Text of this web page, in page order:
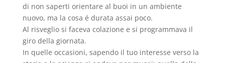
di non saperti orientare al buoi in un ambiente
nuovo, ma la cosa é durata assai poco.
Al risveglio si faceva colazione e si programmava il
giro della giornata.
In quelle occasioni, sapendo il tuo interesse verso la